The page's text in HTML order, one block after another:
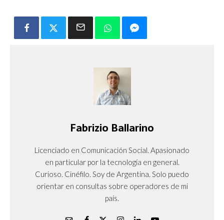
Fabrizio Ballarino
Licenciado en Comunicación Social. Apasionado
en particular por la tecnología en general.
Curioso. Cinéfilo. Soy de Argentina. Solo puedo
orientar en consultas sobre operadores de mi
país.